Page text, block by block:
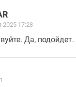
2025 17:28
Да, подойдет.